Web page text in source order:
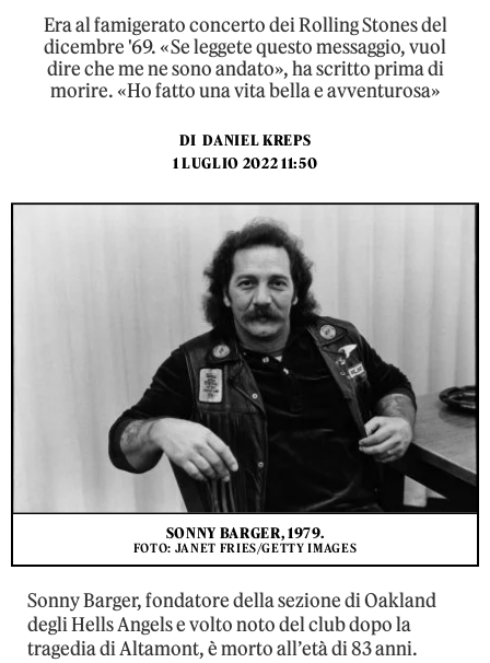
Era al famigerato concerto dei Rolling Stones del
dicembre '69. «Se leggete questo messaggio, vuol
dire che me ne sono andato», ha scritto prima di
morire. «Ho fatto una vita bella e avventurosa»
DI DANIEL KREPS
1 LUGLIO 2022 11:50
SONNY BARGER, 1979.
FOTO: JANET FRIES/GETTY IMAGES
Sonny Barger, fondatore della sezione di Oakland
degli Hells Angels e volto noto del club dopo la
tragedia di Altamont, è morto all’età di 83 anni.